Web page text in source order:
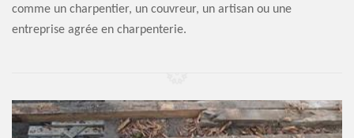
comme un charpentier, un couvreur, un artisan ou une
entreprise agrée en charpenterie.